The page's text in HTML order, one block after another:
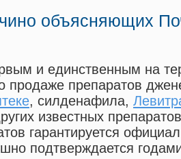
объясняющих
и единственным на
продаже препаратов
, силденафила,
известных препаратов
гарантируется
подтверждается